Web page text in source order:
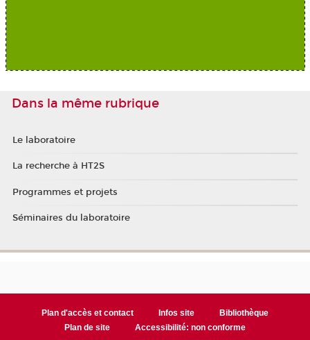
Dans la même rubrique
Le laboratoire
La recherche à HT2S
Programmes et projets
Séminaires du laboratoire
Plan d'accès et contact Infos site
Bibliothèque
Plan de site
Accessibilité: non conforme